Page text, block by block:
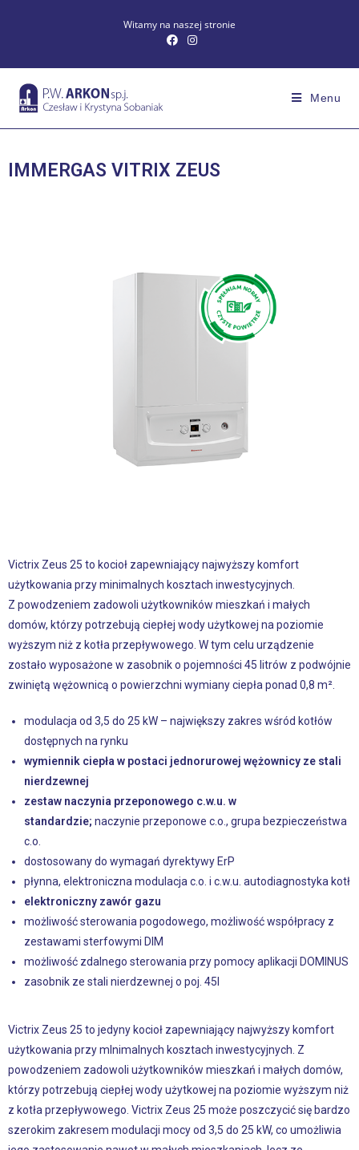
Witamy na naszej stronie
Menu
IMMERGAS VITRIX ZEUS
Victrix Zeus 25 to kocioł zapewniający najwyższy komfort
użytkowania przy minimalnych kosztach inwestycyjnych.
Z powodzeniem zadowoli użytkowników mieszkań i małych
domów, którzy potrzebują ciepłej wody użytkowej na poziomie
wyższym niż z kotła przepływowego. W tym celu urządzenie
zostało wyposażone w zasobnik o pojemności 45 litrów z podwójnie
zwiniętą wężownicą o powierzchni wymiany ciepła ponad 0,8 m².
modulacja od 3,5 do 25 kW – największy zakres wśród kotłów
dostępnych na rynku
wymiennik ciepła w postaci jednorurowej wężownicy ze stali
nierdzewnej
zestaw naczynia przeponowego c.w.u. w
standardzie; naczynie przeponowe c.o., grupa bezpieczeństwa
c.o.
dostosowany do wymagań dyrektywy ErP
płynna, elektroniczna modulacja c.o. i c.w.u. autodiagnostyka kotł
elektroniczny zawór gazu
możliwość sterowania pogodowego, możliwość współpracy z
zestawami sterfowymi DIM
możliwość zdalnego sterowania przy pomocy aplikacji DOMINUS
zasobnik ze stali nierdzewnej o poj. 45l
Victrix Zeus 25 to jedyny kocioł zapewniający najwyższy komfort
użytkowania przy mInimalnych kosztach inwestycyjnych. Z
powodzeniem zadowoli użytkowników mieszkań i małych domów,
którzy potrzebują ciepłej wody użytkowej na poziomie wyższym niż
z kotła przepływowego. Victrix Zeus 25 może poszczycić się bardzo
szerokim zakresem modulacji mocy od 3,5 do 25 kW, co umożliwia